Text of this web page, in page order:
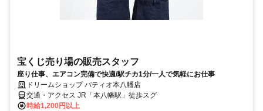
宝くじ売り場の販売スタッフ
座り仕事、エアコン完備で快適/駅チカ1分/一人で気軽にお仕事
ドリームショップ パティオ本八幡店
交通・アクセス JR「本八幡駅」徒歩スグ
時給1,200円以上